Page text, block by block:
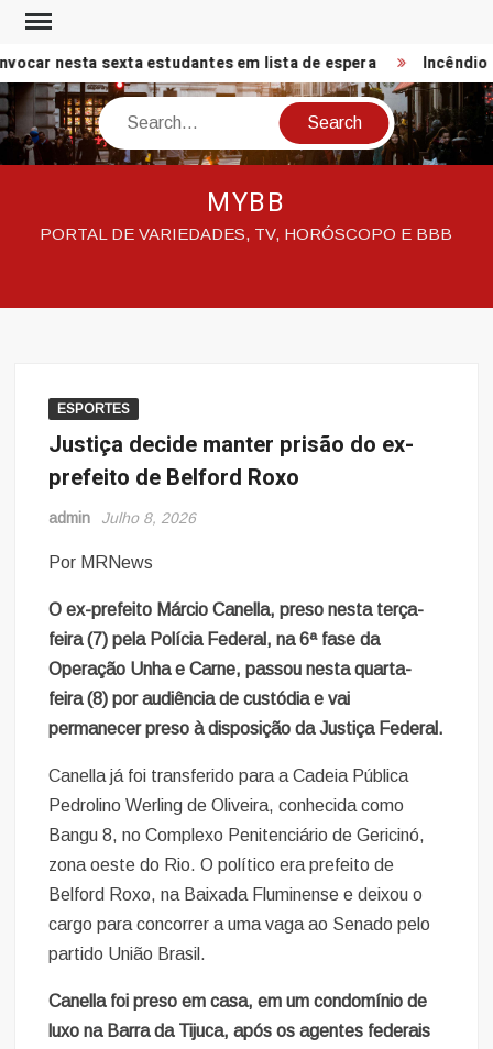
Skip
contentnesta sexta estudantes em lista de espera Incêndio
Search
MYBB
PORTAL DE VARIEDADES, TV, HORÓSCOPO E BBB
ESPORTES
Justiça decide manter prisão do ex-
prefeito de Belford Roxo
admin Julho 8, 2026
Por MRNews
O ex-prefeito Márcio Canella, preso nesta terça-
feira (7) pela Polícia Federal, na 6ª fase da
Operação Unha e Carne, passou nesta quarta-
feira (8) por audiência de custódia e vai
permanecer preso à disposição da Justiça Federal.
Canella já foi transferido para a Cadeia Pública
Pedrolino Werling de Oliveira, conhecida como
Bangu 8, no Complexo Penitenciário de Gericinó,
zona oeste do Rio. O político era prefeito de
Belford Roxo, na Baixada Fluminense e deixou o
cargo para concorrer a uma vaga ao Senado pelo
partido União Brasil.
Canella foi preso em casa, em um condomínio de
luxo na Barra da Tijuca, após os agentes federais